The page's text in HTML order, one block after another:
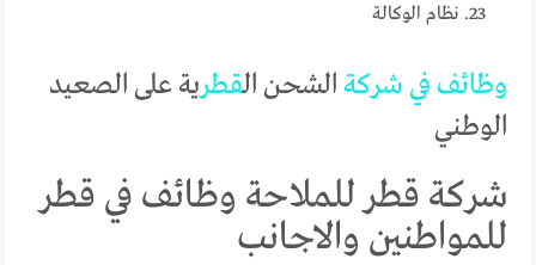
نظام الوكالة
وظائف في شركة الشحن القطرية على الصعيد
الوطني
شركة قطر للملاحة وظائف في قطر
للمواطنين والاجانب